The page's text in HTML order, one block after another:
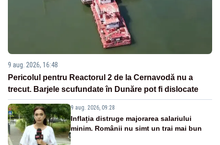
9 aug. 2026, 16:48
Pericolul pentru Reactorul 2 de la Cernavodă nu a
trecut. Barjele scufundate în Dunăre pot fi dislocate
9 aug. 2026, 09:28
Inflația distruge majorarea salariului
minim. Românii nu simt un trai mai bun